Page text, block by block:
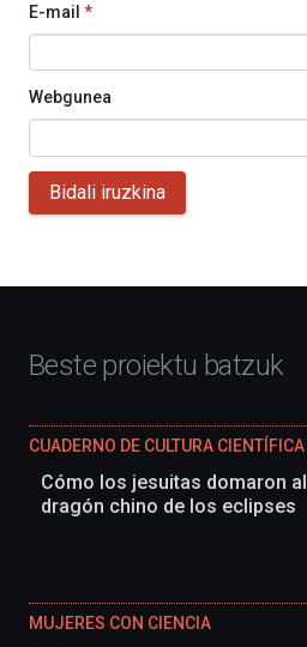
E-mail *
Webgunea
Bidali iruzkina
Beste proiektu batzuk
CUADERNO DE CULTURA CIENTÍFICA
Cómo los jesuitas domaron al
dragón chino de los eclipses
MUJERES CON CIENCIA